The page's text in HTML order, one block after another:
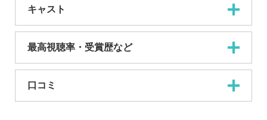
キャスト
最高視聴率・受賞歴など
口コミ